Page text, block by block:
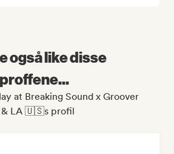
også like disse
at Breaking Sound x Groover
& LA 🇺🇸s profil